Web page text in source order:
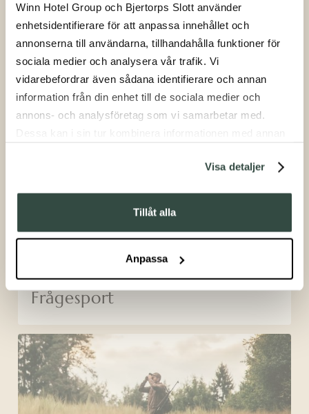
Winn Hotel Group och Bjertorps Slott använder
enhetsidentifierare för att anpassa innehållet och
annonserna till användarna, tillhandahålla funktioner för
sociala medier och analysera vår trafik. Vi
vidarebefordrar även sådana identifierare och annan
information från din enhet till de sociala medier och
annons- och analysföretag som vi samarbetar med.
samlat in när du har använt deras tjänster.Visa detaljer
Tillåt alla
Anpassa
Frågesport